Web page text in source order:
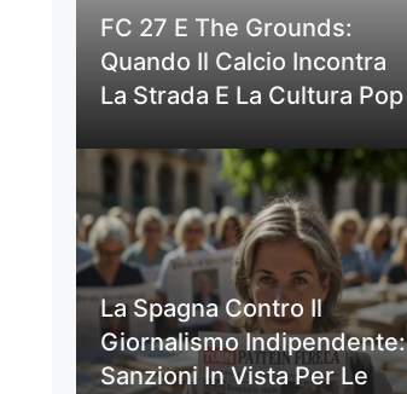
FC 27 E The Grounds:
Quando Il Calcio Incontra
La Strada E La Cultura Pop
La Spagna Contro Il
Giornalismo Indipendente:
Sanzioni In Vista Per Le